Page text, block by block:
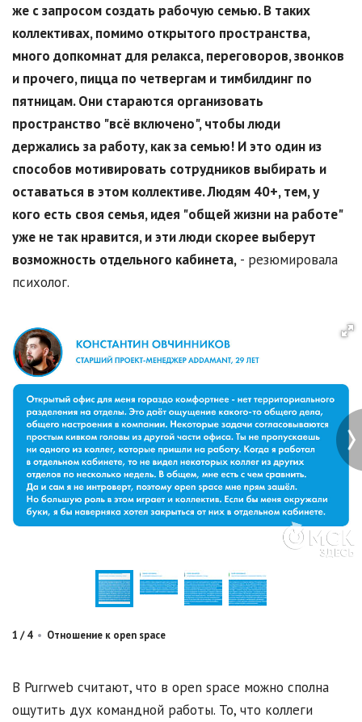
же с запросом создать рабочую семью. В таких
коллективах, помимо открытого пространства,
много допкомнат для релакса, переговоров, звонков
и прочего, пицца по четвергам и тимбилдинг по
пятницам. Они стараются организовать
пространство "всё включено", чтобы люди
держались за работу, как за семью! И это один из
способов мотивировать сотрудников выбирать и
оставаться в этом коллективе. Людям 40+, тем, у
кого есть своя семья, идея "общей жизни на работе"
уже не так нравится, и эти люди скорее выберут
возможность отдельного кабинета, - резюмировала
психолог.
1 /4• Отношение к open space
В Purrweb считают, что в open space можно сполна
ощутить дух командной работы. То, что коллеги